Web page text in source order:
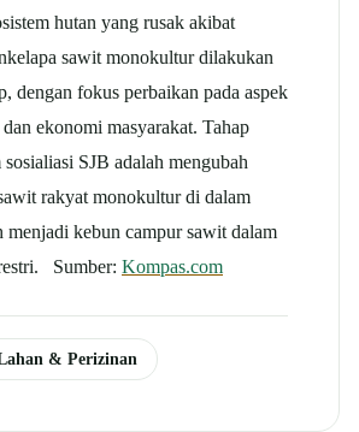
hutan yang rusak akibat
kelapa sawit monokultur dilakukan
dengan fokus perbaikan pada aspek
ekonomi masyarakat. Tahap
SJB adalah mengubah
rakyat monokultur di dalam
menjadi kebun campur sawit dalam
Sumber: Kompas.com
& Perizinan